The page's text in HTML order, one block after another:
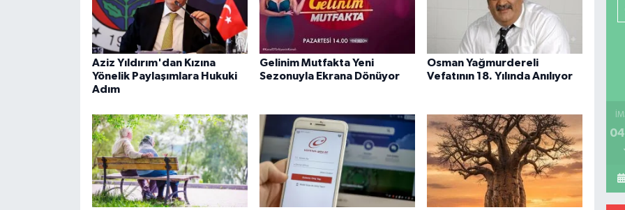
Aziz Yıldırım'dan Kızına
Yönelik Paylaşımlara Hukuki
Adım
Gelinim Mutfakta Yeni
Sezonuyla Ekrana Dönüyor
Osman Yağmurdereli
Vefatının 18. Yılında Anılıyor